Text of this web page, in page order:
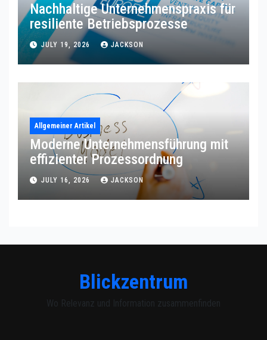
Nachhaltige Unternehmenspraxis für
resiliente Betriebsprozesse
JULY 19, 2026 JACKSON
Allgemeiner Artikel
Moderne Unternehmensführung mit
effizienter Prozessordnung
JULY 16, 2026 JACKSON
Blickzentrum
Wo Relevanz und Information zusammenfinden